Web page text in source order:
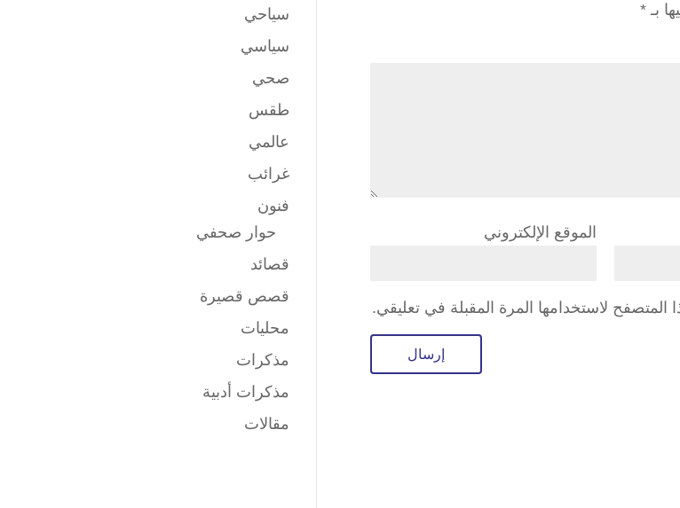
بـ *
الموقع الإلكتروني
المتصفح لاستخدامها المرة المقبلة في تعليقي.
سياحي
سياسي
صحي
طقس
عالمي
غرائب
فنون
حوار صحفي
قصائد
قصص قصيرة
محليات
مذكرات
مذكرات أدبية
مقالات